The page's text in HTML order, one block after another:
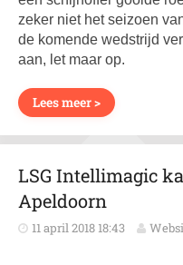
zeker niet het seizoen
de komende wedstrijd
aan, let maar op.
Lees meer >
LSG Intellimagic
Apeldoorn
11 april 2018 18:43